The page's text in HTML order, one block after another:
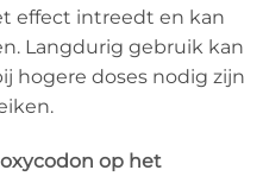
effect intreedt en kan
Langdurig gebruik kan
hogere doses nodig zijn
op het